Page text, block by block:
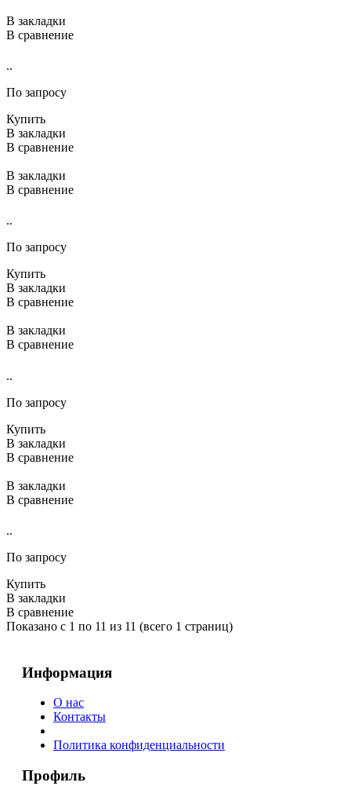
В закладки
В сравнение
..
По запросу
Купить
В закладки
В сравнение
В закладки
В сравнение
..
По запросу
Купить
В закладки
В сравнение
В закладки
В сравнение
..
По запросу
Купить
В закладки
В сравнение
В закладки
В сравнение
..
По запросу
Купить
В закладки
В сравнение
Показано с 1 по 11 из 11 (всего 1 страниц)
Информация
О нас
Контакты
Политика конфиденциальности
Профиль